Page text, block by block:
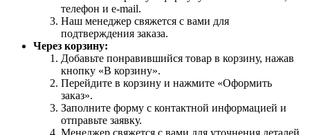
телефон и e-mail.
Наш менеджер свяжется с вами для
подтверждения заказа.
Через корзину:
Добавьте понравившийся товар в корзину, нажав
кнопку «В корзину».
Перейдите в корзину и нажмите «Оформить
заказ».
Заполните форму с контактной информацией и
отправьте заявку.
Менеджер свяжется с вами для уточнения деталей